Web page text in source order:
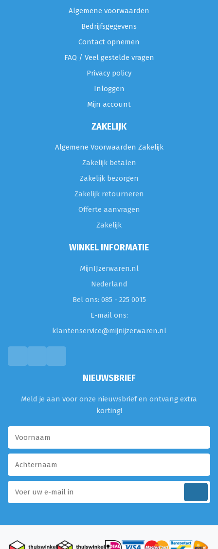
Algemene voorwaarden
Bedrijfsgegevens
Contact opnemen
FAQ / Veel gestelde vragen
Privacy policy
Inloggen
Mijn account
ZAKELIJK
Algemene Voorwaarden Zakelijk
Zakelijk betalen
Zakelijk bezorgen
Zakelijk retourneren
Offerte aanvragen
Zakelijk
WINKEL INFORMATIE
MijnIJzerwaren.nl
Nederland
Bel ons: 085 - 225 0015
E-mail ons:
klantenservice@mijnijzerwaren.nl
NIEUWSBRIEF
Meld je aan voor onze nieuwsbrief en ontvang extra
korting!